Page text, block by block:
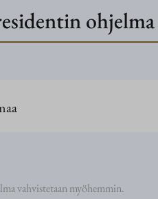
ohjelma
vahvistetaan myöhemmin.